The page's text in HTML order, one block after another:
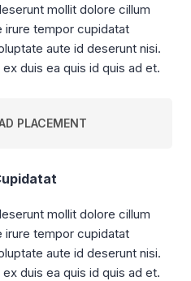
mollit dolore cillum
irure tempor cupidatat
aute id deserunt nisi.
duis ea quis id quis ad et.
PLACEMENT
mollit dolore cillum
irure tempor cupidatat
aute id deserunt nisi.
duis ea quis id quis ad et.